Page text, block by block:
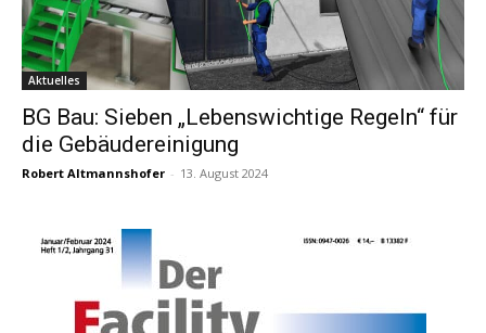
Aktuelles
BG Bau: Sieben „Lebenswichtige Regeln“ für
die Gebäudereinigung
Robert Altmannshofer - 13. August 2024